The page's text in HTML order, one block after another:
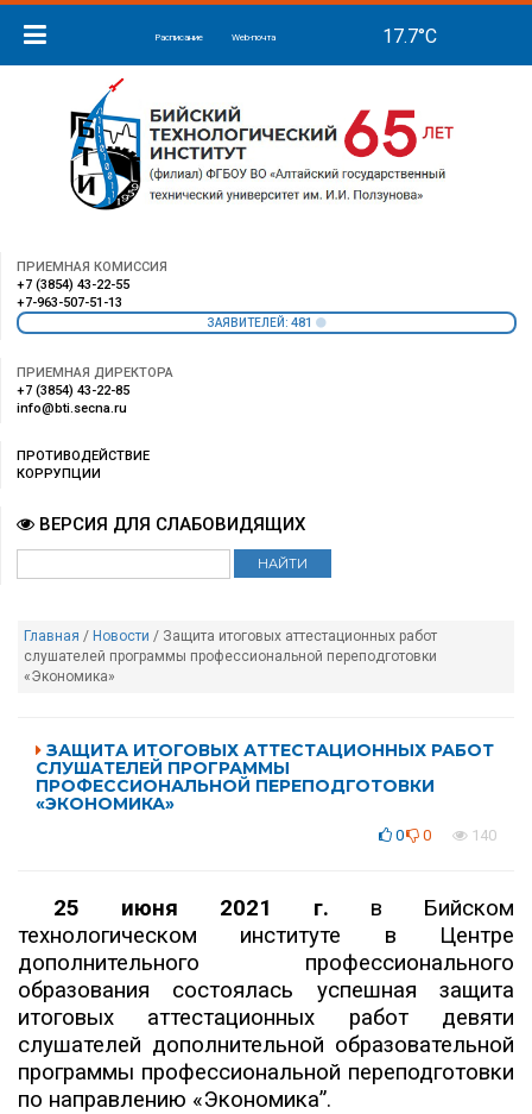
Расписание Web-почта
ПРИЕМНАЯ КОМИССИЯ
+7 (3854) 43-22-55
+7-963-507-51-13
ЗАЯВИТЕЛЕЙ: 481
ПРИЕМНАЯ ДИРЕКТОРА
+7 (3854) 43-22-85
info@bti.secna.ru
ПРОТИВОДЕЙСТВИЕ
КОРРУПЦИИ
ВЕРСИЯ ДЛЯ СЛАБОВИДЯЩИХ
Главная / Новости / Защита итоговых аттестационных работ
слушателей программы профессиональной переподготовки
«Экономика»
ЗАЩИТА ИТОГОВЫХ АТТЕСТАЦИОННЫХ РАБОТ
СЛУШАТЕЛЕЙ ПРОГРАММЫ
ПРОФЕССИОНАЛЬНОЙ ПЕРЕПОДГОТОВКИ
«ЭКОНОМИКА»
0 0 140
25 июня 2021 г. в Бийском
технологическом институте в Центре
дополнительного профессионального
образования состоялась успешная защита
итоговых аттестационных работ девяти
слушателей дополнительной образовательной
программы профессиональной переподготовки
по направлению «Экономика”.